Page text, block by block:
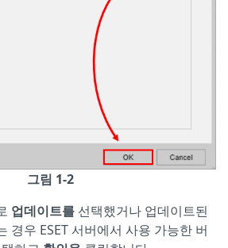
그림 1-2
업데이트를 선택했거나 업데이트된
경우 ESET 서버에서 사용 가능한 버